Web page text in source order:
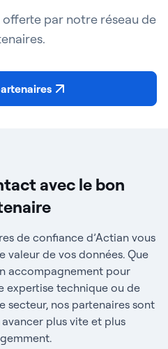
offerte par notre réseau de
avec le bon
de confiance d’Actian vous
valeur de vos données. Que
accompagnement pour
expertise technique ou de
secteur, nos partenaires sont
plus vite et plus